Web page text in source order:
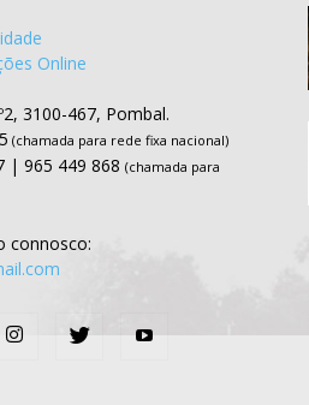
Online
3100-467, Pombal.
(chamada para rede fixa nacional)
| 965 449 868 (chamada para
connosco: